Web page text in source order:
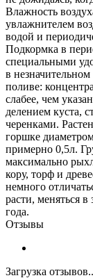
Влажность
увлажнителем
водой и
Подкормка в
специальными
в
поливе:
слабее, чем
делением куста,
черенками.
горшке
примерно 0,5л.
максимально
кору, торф и
немного
расти, меняться
года.
Отзывы
Загрузка